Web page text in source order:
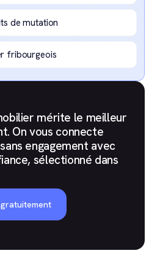
de mutation
fribourgeois
mérite le meilleur
On vous connecte
engagement avec
sélectionné dans